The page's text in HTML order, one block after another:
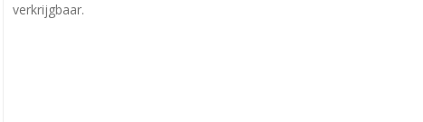
verkrijgbaar.